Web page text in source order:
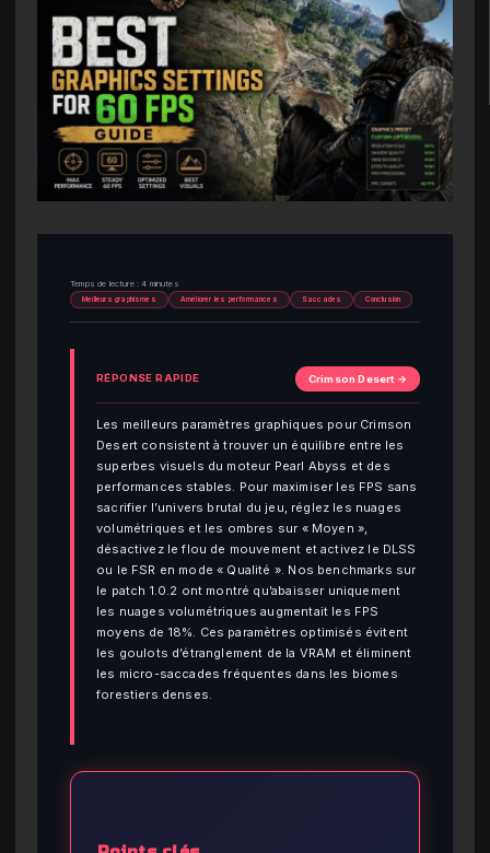
Temps de lecture : 4 minutes
Meilleurs graphismes Améliorer les performances Saccades Conclusion
RÉPONSE RAPIDE Crimson Desert →
Les meilleurs paramètres graphiques pour Crimson
Desert consistent à trouver un équilibre entre les
superbes visuels du moteur Pearl Abyss et des
performances stables. Pour maximiser les FPS sans
sacrifier l’univers brutal du jeu, réglez les nuages
volumétriques et les ombres sur « Moyen »,
désactivez le flou de mouvement et activez le DLSS
ou le FSR en mode « Qualité ». Nos benchmarks sur
le patch 1.0.2 ont montré qu’abaisser uniquement
les nuages volumétriques augmentait les FPS
moyens de 18%. Ces paramètres optimisés évitent
les goulots d’étranglement de la VRAM et éliminent
les micro-saccades fréquentes dans les biomes
forestiers denses.